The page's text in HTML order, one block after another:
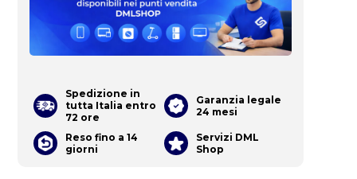
Spedizione in
tutta Italia entro
72 ore
Garanzia legale
24 mesi
Reso fino a 14
giorni
Servizi DML
Shop